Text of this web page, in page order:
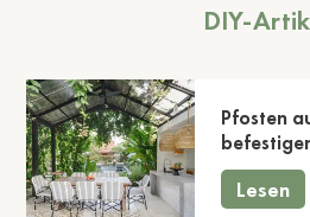
DIY-
Pfosten
Lesen